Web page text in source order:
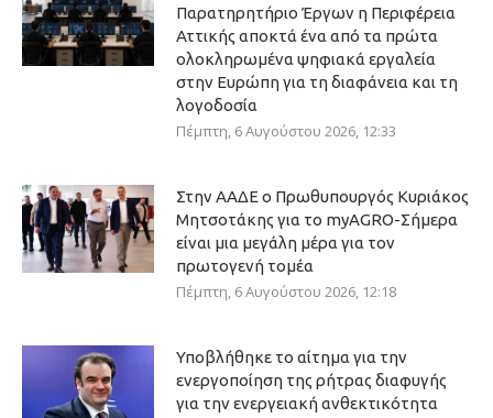
Παρατηρητήριο Έργων η Περιφέρεια
Αττικής αποκτά ένα από τα πρώτα
ολοκληρωμένα ψηφιακά εργαλεία
στην Ευρώπη για τη διαφάνεια και τη
λογοδοσία
Πέμπτη, 6 Αυγούστου 2026, 12:33
Στην ΑΑΔΕ ο Πρωθυπουργός Κυριάκος
Μητσοτάκης για το myAGRO-Σήμερα
είναι μια μεγάλη μέρα για τον
πρωτογενή τομέα
Πέμπτη, 6 Αυγούστου 2026, 12:18
Υποβλήθηκε το αίτημα για την
ενεργοποίηση της ρήτρας διαφυγής
για την ενεργειακή ανθεκτικότητα